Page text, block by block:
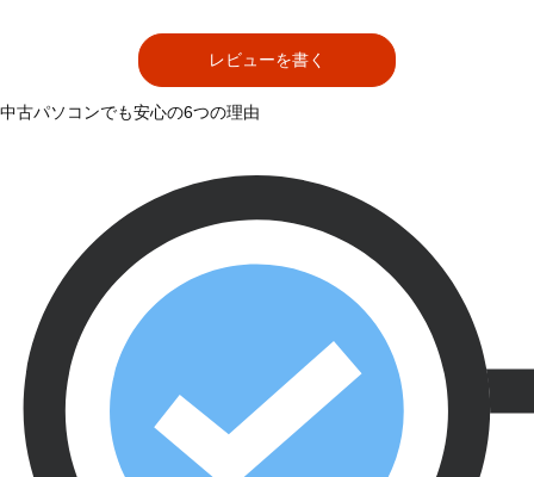
レビューを書く
中古パソコンでも安心の6つの理由